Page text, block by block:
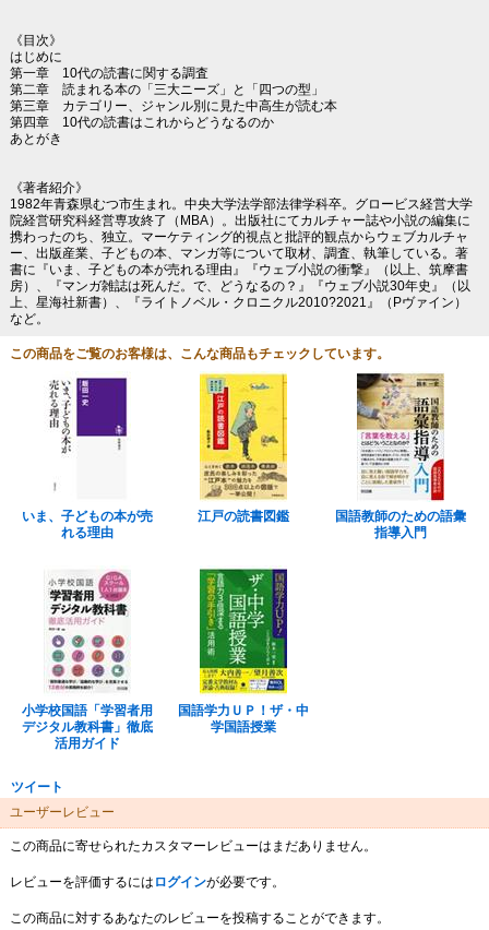
《目次》
はじめに
第一章 10代の読書に関する調査
第二章 読まれる本の「三大ニーズ」と「四つの型」
第三章 カテゴリー、ジャンル別に見た中高生が読む本
第四章 10代の読書はこれからどうなるのか
あとがき
《著者紹介》
1982年青森県むつ市生まれ。中央大学法学部法律学科卒。グロービス経営大学
院経営研究科経営専攻終了（MBA）。出版社にてカルチャー誌や小説の編集に
携わったのち、独立。マーケティング的視点と批評的観点からウェブカルチャ
ー、出版産業、子どもの本、マンガ等について取材、調査、執筆している。著
書に『いま、子どもの本が売れる理由』『ウェブ小説の衝撃』（以上、筑摩書
房）、『マンガ雑誌は死んだ。で、どうなるの？』『ウェブ小説30年史』（以
上、星海社新書）、『ライトノベル・クロニクル2010?2021』（Pヴァイン）
など。
この商品をご覧のお客様は、こんな商品もチェックしています。
いま、子どもの本が売
れる理由
江戸の読書図鑑
国語教師のための語彙
指導入門
小学校国語「学習者用
デジタル教科書」徹底
活用ガイド
国語学力ＵＰ！ザ・中
学国語授業
ツイート
ユーザーレビュー
この商品に寄せられたカスタマーレビューはまだありません。
レビューを評価するには ログインが必要です。
この商品に対するあなたのレビューを投稿することができます。